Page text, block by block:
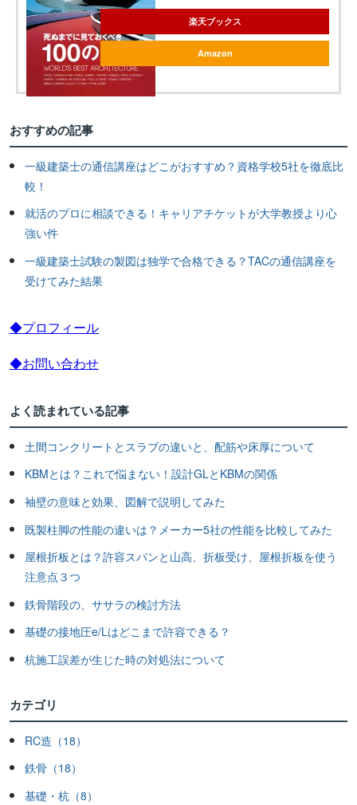
楽天ブックス
Amazon
おすすめの記事
一級建築士の通信講座はどこがおすすめ？資格学校5社を徹底比
較！
就活のプロに相談できる！キャリアチケットが大学教授より心
強い件
一級建築士試験の製図は独学で合格できる？TACの通信講座を
受けてみた結果
◆プロフィール
◆お問い合わせ
よく読まれている記事
土間コンクリートとスラブの違いと、配筋や床厚について
KBMとは？これで悩まない！設計GLとKBMの関係
袖壁の意味と効果、図解で説明してみた
既製柱脚の性能の違いは？メーカー5社の性能を比較してみた
屋根折板とは？許容スパンと山高、折板受け、屋根折板を使う
注意点３つ
鉄骨階段の、ササラの検討方法
基礎の接地圧e/Lはどこまで許容できる？
杭施工誤差が生じた時の対処法について
カテゴリ
RC造（18）
鉄骨（18）
基礎・杭（8）